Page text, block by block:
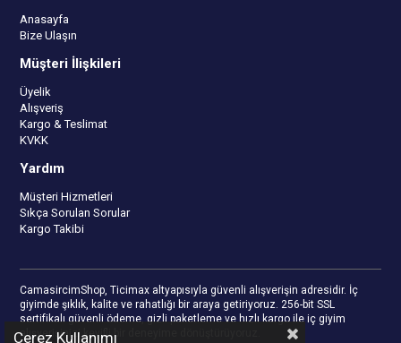
Anasayfa
Bize Ulaşın
Müşteri İlişkileri
Üyelik
Alışveriş
Kargo & Teslimat
KVKK
Yardım
Müşteri Hizmetleri
Sıkça Sorulan Sorular
Kargo Takibi
CamasircimShop, Ticimax altyapısıyla güvenli alışverişin adresidir. İç
giyimde şıklık, kalite ve rahatlığı bir araya getiriyoruz. 256-bit SSL
sertifikalı güvenli ödeme, gizli paketleme ve hızlı kargo ile iç giyim
alışverişinizi keyifli bir deneyime dönüştürüyoruz.
Çerez Kullanımı